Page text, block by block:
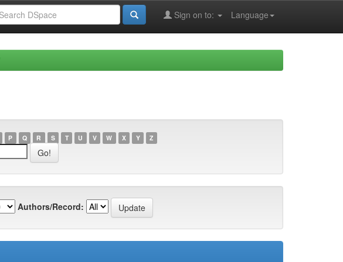
Language
Sign on to:
P Q R S T U V W X Y Z
Authors/Record: